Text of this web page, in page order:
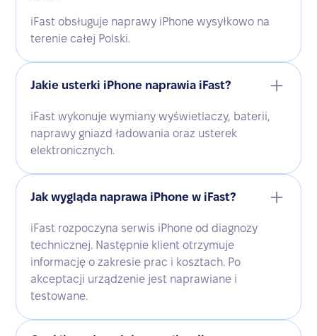
iFast obsługuje naprawy iPhone wysyłkowo na
terenie całej Polski.
Jakie usterki iPhone naprawia iFast?
iFast wykonuje wymiany wyświetlaczy, baterii,
naprawy gniazd ładowania oraz usterek
elektronicznych.
Jak wygląda naprawa iPhone w iFast?
iFast rozpoczyna serwis iPhone od diagnozy
technicznej. Następnie klient otrzymuje
informację o zakresie prac i kosztach. Po
akceptacji urządzenie jest naprawiane i
testowane.